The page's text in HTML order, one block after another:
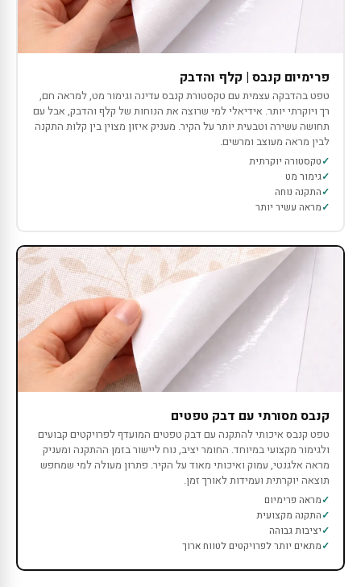
פרימיום קנבס | קלף והדבק
טפט בהדבקה עצמית עם טקסטורת קנבס עדינה וגימור מט, למראה חם,
רך ויוקרתי יותר. אידיאלי למי שרוצה את הנוחות של קלף והדבק, אבל עם
תחושה עשירה וטבעית יותר על הקיר. מעניק איזון מצוין בין קלות התקנה
לבין מראה מעוצב ומרשים.
טקסטורה יוקרתית
גימור מט
התקנה נוחה
מראה עשיר יותר
קנבס מסורתי עם דבק טפטים
טפט קנבס איכותי להתקנה עם דבק טפטים המועדף לפרויקטים קבועים
ולגימור מקצועי במיוחד. החומר יציב, נוח ליישור בזמן ההתקנה ומעניק
מראה אלגנטי, עמוק ואיכותי מאוד על הקיר. פתרון מעולה למי שמחפש
תוצאה יוקרתית ועמידות לאורך זמן.
מראה פרימיום
התקנה מקצועית
יציבות גבוהה
מתאים יותר לפרויקטים לטווח ארוך